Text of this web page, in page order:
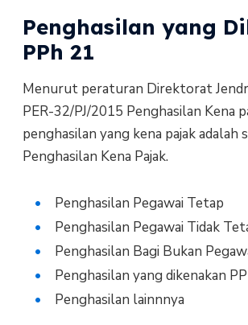
Penghasilan yang
PPh 21
Menurut peraturan Direktorat
PER-32/PJ/2015 Penghasilan Kena
penghasilan yang kena pajak adalah
Penghasilan Kena Pajak.
Penghasilan Pegawai Tetap
Penghasilan Pegawai Tidak
Penghasilan Bagi Bukan
Penghasilan yang dikenakan
Penghasilan lainnnya